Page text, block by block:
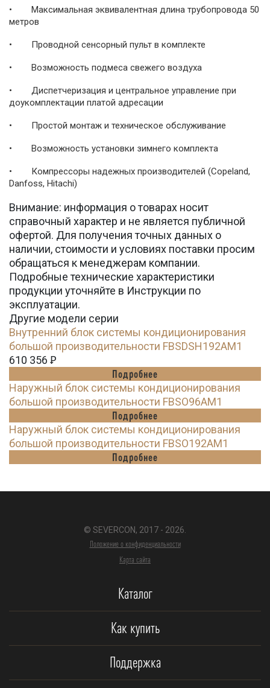
• Максимальная эквивалентная длина трубопровода 50
метров
• Проводной сенсорный пульт в комплекте
• Возможность подмеса свежего воздуха
• Диспетчеризация и центральное управление при
доукомплектации платой адресации
• Простой монтаж и техническое обслуживание
• Возможность установки зимнего комплекта
• Компрессоры надежных производителей (Copeland,
Danfoss, Hitachi)
Внимание: информация о товарах носит
справочный характер и не является публичной
офертой. Для получения точных данных о
наличии, стоимости и условиях поставки просим
обращаться к менеджерам компании.
Подробные технические характеристики
продукции уточняйте в Инструкции по
эксплуатации.
Другие модели серии
Внутренний блок системы кондиционирования
большой производительности FBSDSH192AM1
610 356 Ꝑ
Подробнее
Наружный блок системы кондиционирования
большой производительности FBSO96AM1
Подробнее
Наружный блок системы кондиционирования
большой производительности FBSO192AM1
Подробнее
© SEVERCON, 2017 - 2026.
Положение о конфиденциальности
Карта сайта
Каталог
Как купить
Поддержка